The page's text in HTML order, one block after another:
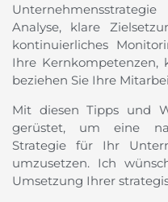
Analyse, klare
kontinuierliches
Ihre Kernkompetenzen,
beziehen Sie Ihre
Mit diesen Tipps und
gerüstet, um eine
Strategie für Ihr
umzusetzen. Ich
Umsetzung Ihrer